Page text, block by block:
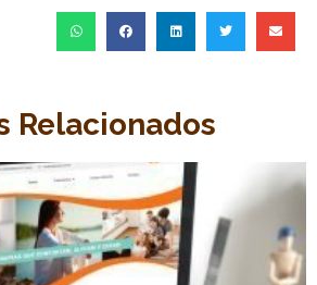
Relacionados